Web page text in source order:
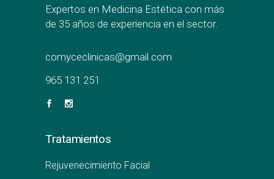
Expertos en Medicina Estética con más
de 35 años de experiencia en el sector.
comyceclinicas@gmail.com
965 131 251
Tratamientos
Rejuvenecimiento Facial